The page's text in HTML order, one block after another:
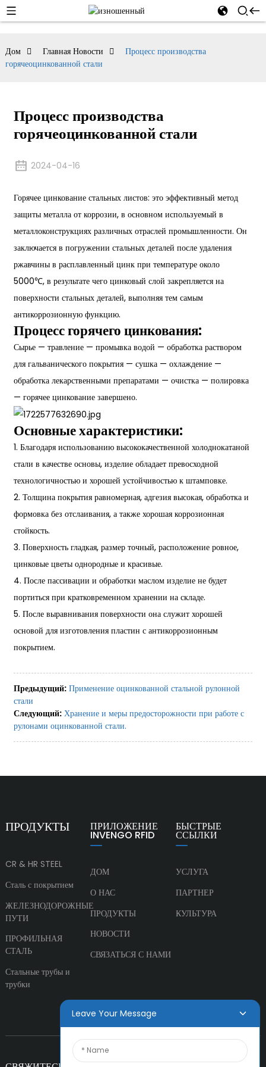
Дом Главная Новости
Процесс производства
горячеоцинкованной стали
Процесс производства
горячеоцинкованной стали
2024-04-16
Горячее цинкование стальных листов: это эффективный метод
защиты металла от коррозии, в основном используемый в
металлоконструкциях различных отраслей промышленности. Он
заключается в погружении стальных деталей после удаления
ржавчины в расплавленный цинк при температуре около
5000℃, в результате чего цинковый слой закрепляется на
поверхности стальных деталей, выполняя тем самым
антикоррозионную функцию.
Процесс горячего цинкования:
Сырье — травление — промывка водой — обработка раствором
для гальванического покрытия — сушка — охлаждение —
обработка лекарственными препаратами — очистка — полировка
— горячее цинкование завершено.
Основные характеристики:
1. Благодаря использованию высококачественной холоднокатаной
стали в качестве основы, изделие обладает превосходной
технологичностью и хорошей устойчивостью к штамповке.
2. Толщина покрытия равномерная, адгезия высокая, обработка и
формовка без отслаивания, а также хорошая коррозионная
стойкость.
3. Поверхность гладкая, размер точный, расположение ровное,
цинковые цветы однородные и красивые.
4. После пассивации и обработки маслом изделие не будет
портиться при кратковременном хранении на складе.
5. После выравнивания поверхности она служит хорошей
основой для изготовления пластин с антикоррозионным
покрытием.
Предыдущий: Применение оцинкованной стальной рулонной
стали
Следующий: Хранение и меры предосторожности при работе с
рулонами оцинкованной стали.
ПРОДУКТЫ
CR & HR STEEL
Сталь с покрытием
ЖЕЛЕЗНОДОРОЖНЫЕ
ПУТИ
ПРОФИЛЬНАЯ
СТАЛЬ
Стальные трубы и
трубки
ПРИЛОЖЕНИЕ
INVENGO RFID
ДОМ
О НАС
ПРОДУКТЫ
НОВОСТИ
СВЯЗАТЬСЯ С НАМИ
БЫСТРЫЕ
ССЫЛКИ
УСЛУГА
ПАРТНЕР
КУЛЬТУРА
Leave Your Message